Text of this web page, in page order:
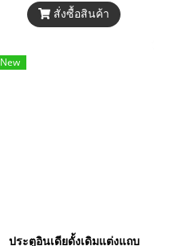
แกะสลักลายโบราณด้วยมือ
สั่งซื้อสินค้า
New
ประตูอินเดียดั้งเดิมแต่งแถบ